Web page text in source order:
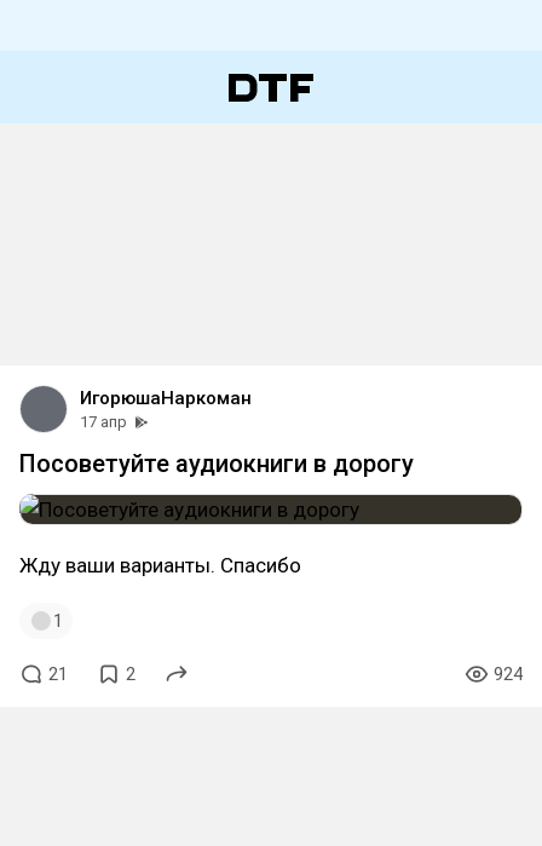
ИгорюшаНаркоман
17 апр
Посоветуйте аудиокниги в дорогу
Жду ваши варианты. Спасибо
1
21 2 924